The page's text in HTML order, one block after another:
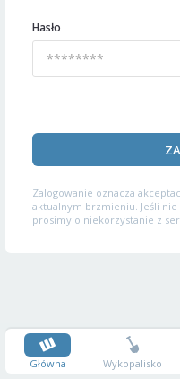
Hasło
Zalogowanie oznacza
aktualnym brzmieniu. Jeśli nie
prosimy o niekorzystanie z
Główna Wykopalisko